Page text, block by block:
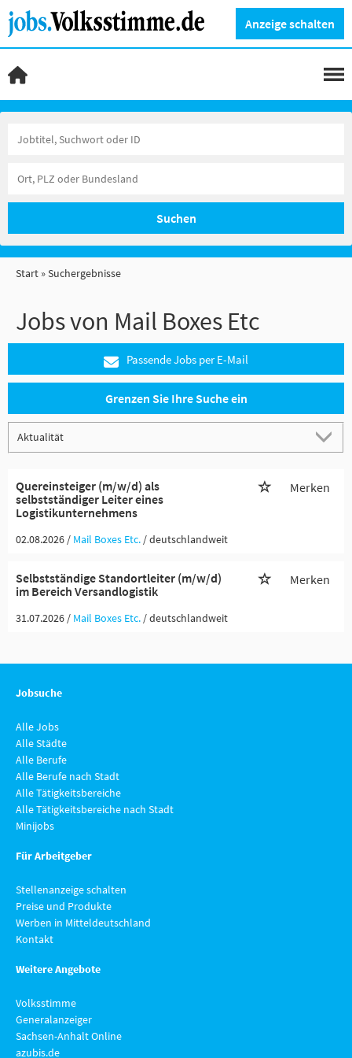
Anzeige schalten
Suchen
Start Suchergebnisse
Jobs von Mail Boxes Etc
Passende Jobs per E-Mail
Grenzen Sie Ihre Suche ein
Quereinsteiger (m/w/d) als
selbstständiger Leiter eines
Logistikunternehmens
Merken
02.08.2026 / Mail Boxes Etc. / deutschlandweit
Selbstständige Standortleiter (m/w/d)
im Bereich Versandlogistik
Merken
31.07.2026 / Mail Boxes Etc. / deutschlandweit
Jobsuche
Alle Jobs
Alle Städte
Alle Berufe
Alle Berufe nach Stadt
Alle Tätigkeitsbereiche
Alle Tätigkeitsbereiche nach Stadt
Minijobs
Für Arbeitgeber
Stellenanzeige schalten
Preise und Produkte
Werben in Mitteldeutschland
Kontakt
Weitere Angebote
Volksstimme
Generalanzeiger
Sachsen-Anhalt Online
azubis.de